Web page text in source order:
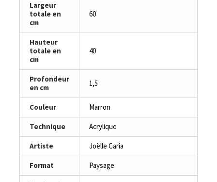
Largeur
totale en
cm
60
Hauteur
totale en
cm
40
Profondeur
en cm
1,5
Couleur Marron
Technique Acrylique
Artiste Joëlle Caria
Format Paysage